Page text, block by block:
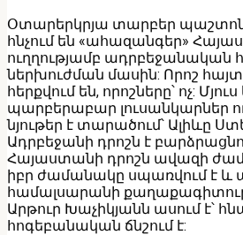
Օտարերկրյա տարբեր
հնչում են «ահազանգեր»
ուղղությամբ ադրբեջանական
ներխուժման մասին: Որոշ
հերքվում են, որոշները՝ ոչ:
պարբերաբար լուսանկարներ
նյութեր է տարածում՝ Ալիևը
Ադրբեջանի դրոշն է
Հայաստանի դրոշն ավազի
իբր ժամանակը սպառվում է և
համալսարանի
Արթուր Խաչիկյանն ասում է՝
հոգեբանական ճնշում է: